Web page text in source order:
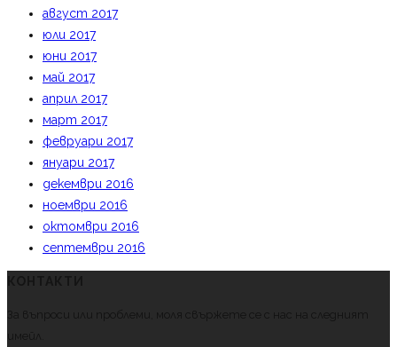
август 2017
юли 2017
юни 2017
май 2017
април 2017
март 2017
февруари 2017
януари 2017
декември 2016
ноември 2016
октомври 2016
септември 2016
За въпроси или проблеми, моля свържете се с нас на следният
имейл.